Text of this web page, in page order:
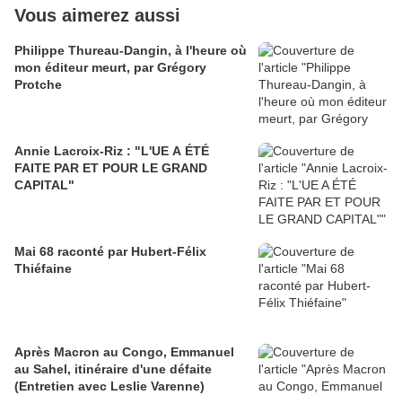
Vous aimerez aussi
Philippe Thureau-Dangin, à l'heure où
mon éditeur meurt, par Grégory
Protche
Annie Lacroix-Riz : "L'UE A ÉTÉ
FAITE PAR ET POUR LE GRAND
CAPITAL"
Mai 68 raconté par Hubert-Félix
Thiéfaine
Après Macron au Congo, Emmanuel
au Sahel, itinéraire d'une défaite
(Entretien avec Leslie Varenne)